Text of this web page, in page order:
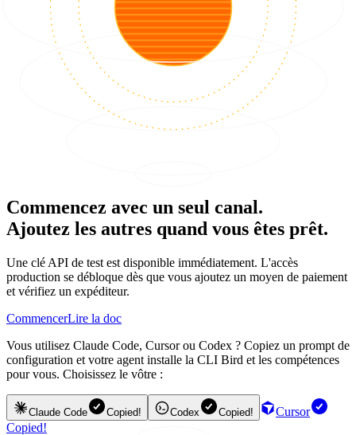
Commencez avec un seul canal.
Ajoutez les autres quand vous êtes prêt.
Une clé API de test est disponible immédiatement. L'accès
production se débloque dès que vous ajoutez un moyen de paiement
et vérifiez un expéditeur.
CommencerLire la doc
Vous utilisez Claude Code, Cursor ou Codex ? Copiez un prompt de
configuration et votre agent installe la CLI Bird et les compétences
pour vous. Choisissez le vôtre :
Claude Code Copied! Codex Copied!
Cursor
Copied!